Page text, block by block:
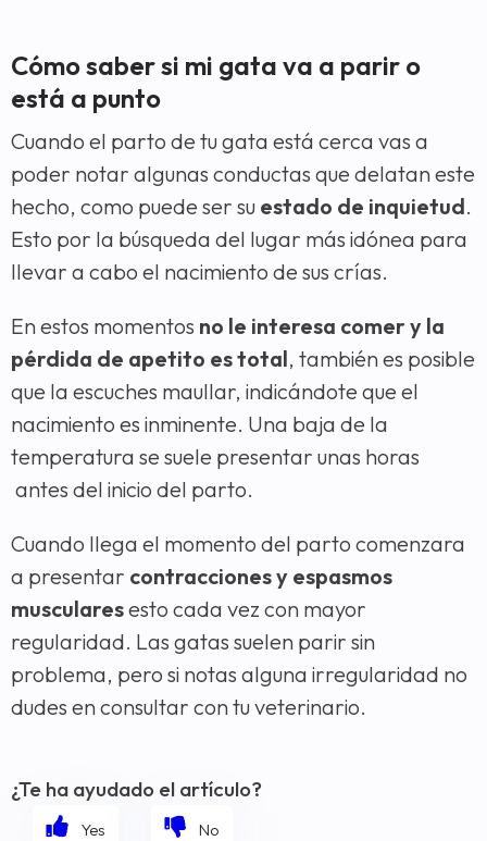
Cómo saber si mi gata va a parir o
está a punto
Cuando el parto de tu gata está cerca vas a
poder notar algunas conductas que delatan este
hecho, como puede ser su estado de inquietud.
Esto por la búsqueda del lugar más idónea para
llevar a cabo el nacimiento de sus crías.
En estos momentos no le interesa comer y la
pérdida de apetito es total, también es posible
que la escuches maullar, indicándote que el
nacimiento es inminente. Una baja de la
temperatura se suele presentar unas horas
antes del inicio del parto.
Cuando llega el momento del parto comenzara
a presentar contracciones y espasmos
muscularesesto cada vez con mayor
regularidad. Las gatas suelen parir sin
problema, pero si notas alguna irregularidad no
dudes en consultar con tu veterinario.
¿Te ha ayudado el artículo?